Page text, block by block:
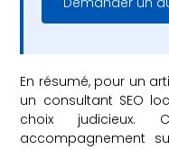
En résumé, pour un
un consultant SEO
choix judicieux.
accompagnement